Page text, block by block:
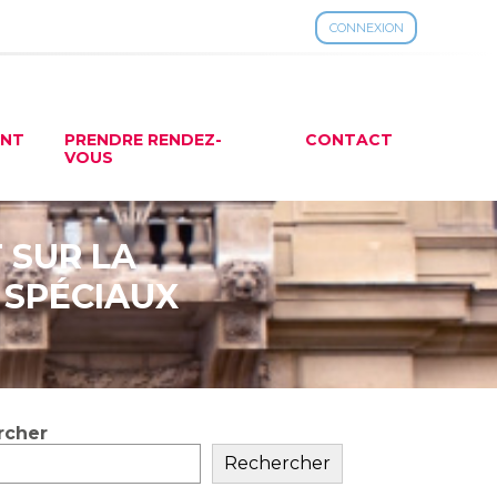
CONNEXION
PRENDRE RENDEZ-
VOUS
CONTACT
SUR LA
Rechercher